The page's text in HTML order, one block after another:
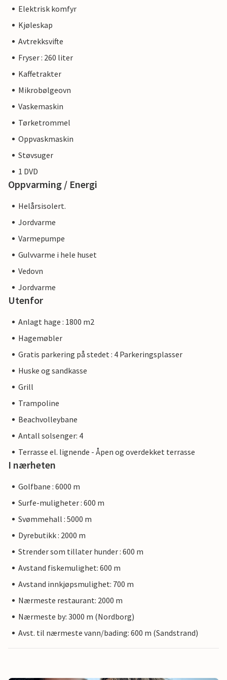
Elektrisk komfyr
Kjøleskap
Avtrekksvifte
Fryser : 260 liter
Kaffetrakter
Mikrobølgeovn
Vaskemaskin
Tørketrommel
Oppvaskmaskin
Støvsuger
1 DVD
Oppvarming / Energi
Helårsisolert.
Jordvarme
Varmepumpe
Gulvvarme i hele huset
Vedovn
Jordvarme
Utenfor
Anlagt hage : 1800 m2
Hagemøbler
Gratis parkering på stedet : 4 Parkeringsplasser
Huske og sandkasse
Grill
Trampoline
Beachvolleybane
Antall solsenger: 4
Terrasse el. lignende - Åpen og overdekket terrasse
I nærheten
Golfbane : 6000 m
Surfe-muligheter : 600 m
Svømmehall : 5000 m
Dyrebutikk : 2000 m
Strender som tillater hunder : 600 m
Avstand fiskemulighet: 600 m
Avstand innkjøpsmulighet: 700 m
Nærmeste restaurant: 2000 m
Nærmeste by: 3000 m (Nordborg)
Avst. til nærmeste vann/bading: 600 m (Sandstrand)